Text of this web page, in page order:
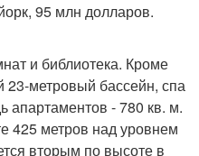
95 млн долларов.
и библиотека. Кроме
23-метровый бассейн, спа
- 780 кв. м.
425 метров над уровнем
вторым по высоте в